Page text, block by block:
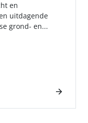
en
uitdagende
grond- en...